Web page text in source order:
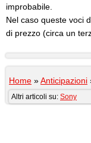
improbabile.
Nel caso queste voci
di prezzo (circa un
Home »Anticipazioni
Altri articoli su: Sony